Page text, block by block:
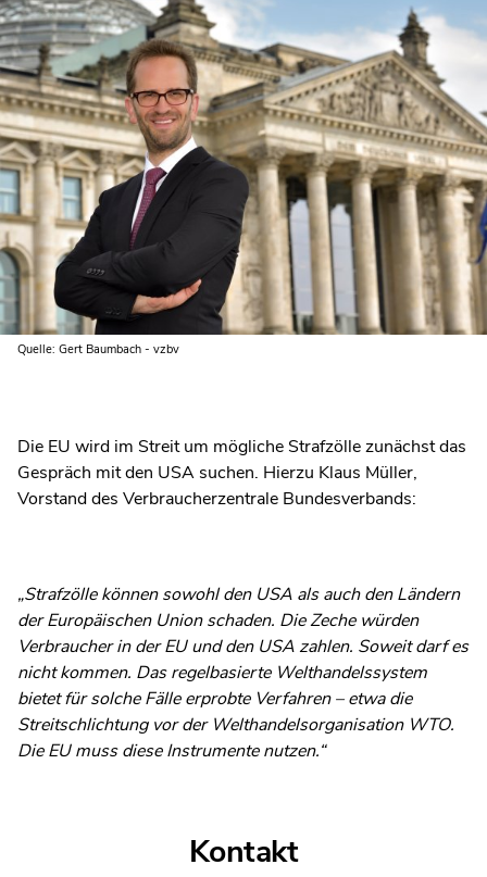
Quelle: Gert Baumbach - vzbv
Die EU wird im Streit um mögliche Strafzölle zunächst das
Gespräch mit den USA suchen. Hierzu Klaus Müller,
Vorstand des Verbraucherzentrale Bundesverbands:
„Strafzölle können sowohl den USA als auch den Ländern
der Europäischen Union schaden. Die Zeche würden
Verbraucher in der EU und den USA zahlen. Soweit darf es
nicht kommen. Das regelbasierte Welthandelssystem
bietet für solche Fälle erprobte Verfahren – etwa die
Streitschlichtung vor der Welthandelsorganisation WTO.
Die EU muss diese Instrumente nutzen.“
Kontakt